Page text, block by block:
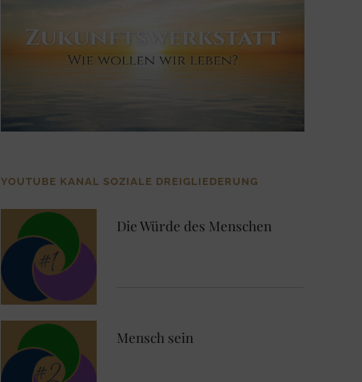
YOUTUBE KANAL SOZIALE DREIGLIEDERUNG
Die Würde des Menschen
Mensch sein